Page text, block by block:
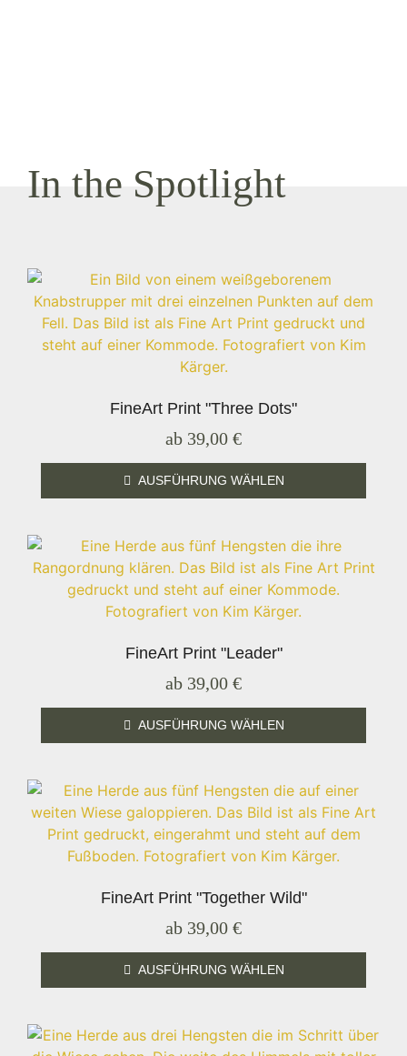
In the Spotlight
FineArt Print "Three Dots"
ab 39,00 €
AUSFÜHRUNG WÄHLEN
FineArt Print "Leader"
ab 39,00 €
AUSFÜHRUNG WÄHLEN
FineArt Print "Together Wild"
ab 39,00 €
AUSFÜHRUNG WÄHLEN